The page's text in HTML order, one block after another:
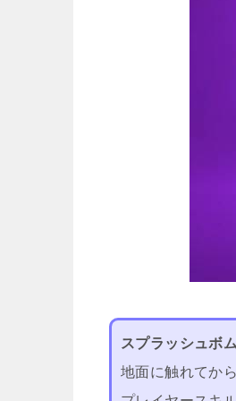
スプラッシュボ
地面に触れてか